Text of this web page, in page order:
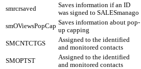
smrcrsaved
Saves information if an ID
was signed to SALESmanago
smOViewsPopCap Saves information about pop-
up capping
SMCNTCTGS
Assigned to the identified
and monitored contacts
SMOPTST
Assigned to the identified
and monitored contacts